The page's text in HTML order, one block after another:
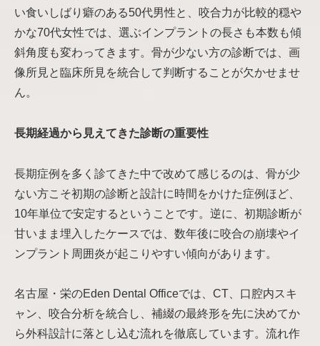
い食いしばり癖のある50代男性と、咬合力が比較的穏や
かな70代女性では、選ぶインプラントの長さも本数も傾
斜角度も変わってきます。骨が少ない方の診断では、画
像所見と臨床所見を統合して判断することが欠かせませ
ん。
長期経過から見えてきた診断の重要性
長期症例を多く診てきた中で改めて感じるのは、骨が少
ない方こそ初期の診断と設計に時間をかけた症例ほど、
10年単位で安定するということです。逆に、初期診断が
甘いまま埋入したケースでは、数年後に咬合の崩壊やイ
ンプラント周囲炎が起こりやすい傾向があります。
名古屋・栄のEden Dental Officeでは、CT、口腔内スキ
ャン、咬合分析を統合し、補綴の最終形を先に決めてか
ら外科設計に落とし込む流れを徹底しています。流れ作